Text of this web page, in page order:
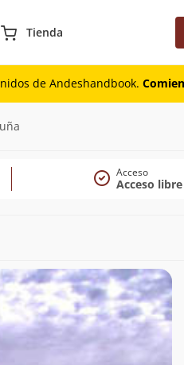
Tienda
de Andeshandbook.
Acceso
Acceso libre